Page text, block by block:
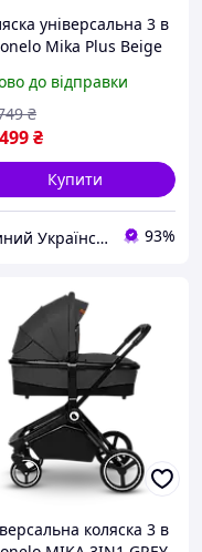
універсальна 3 в
Mika Plus Beige
до відправки
₴
₴
Купити
Єдиний Український 93%
коляска 3 в